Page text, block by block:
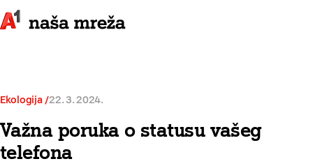
Ekologija 22. 3. 2024.
Važna poruka o statusu vašeg
telefona